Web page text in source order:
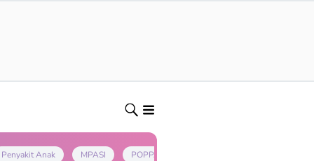
Penyakit Anak MPASI POPPAPA